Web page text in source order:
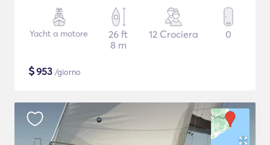
Yacht a motore
26 ft
8 m
12 Crociera 0
$953 /giorno